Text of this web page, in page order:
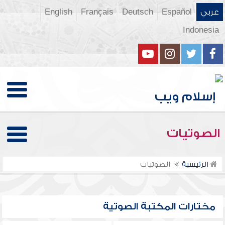
عربي Español
Deutsch
Français
English
Indonesia
الصوتيات
الرئيسية الصوتيات
مختارات المكتبة الصوتية